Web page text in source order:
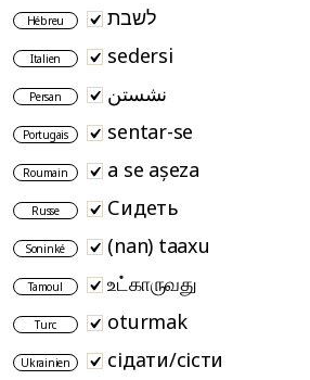
Hébreu לשבת
Italien sedersi
Persan نشستن
Portugais sentar-se
Roumain a se așeza
Russe Сидеть
Soninké (nan) taaxu
Tamoul உட்காருவது
Turc oturmak
Ukrainien сідати/сісти